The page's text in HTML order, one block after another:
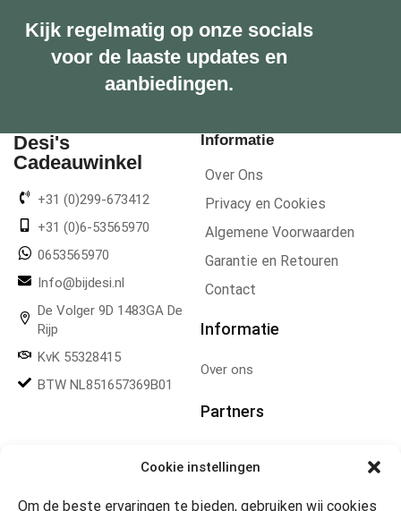
Cookie instellingen
Om de beste ervaringen te bieden, gebruiken wij cookies
Kijk regelmatig op onze socials
voor de laaste updates en
aanbiedingen.
Desi's
Cadeauwinkel
+31 (0)299-673412
+31 (0)6-53565970
0653565970
Info@bijdesi.nl
De Volger 9D 1483GA De
Rijp
KvK 55328415
BTW NL851657369B01
Informatie
Over Ons
Privacy en Cookies
Algemene Voorwaarden
Garantie en Retouren
Contact
Informatie
Over ons
Partners